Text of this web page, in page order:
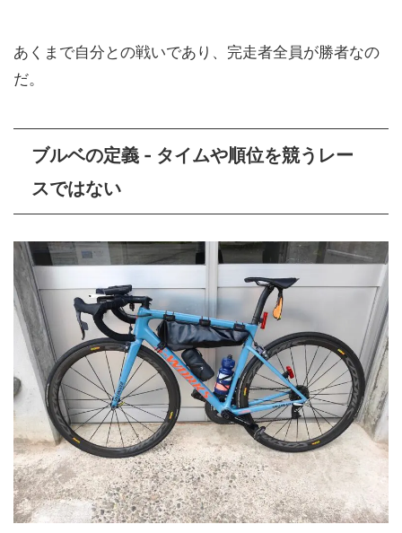
あくまで自分との戦いであり、完走者全員が勝者なの
だ。
ブルベの定義 - タイムや順位を競うレー
スではない